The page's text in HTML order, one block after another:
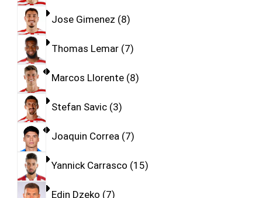
Jose Gimenez 8
Thomas Lemar 7
Marcos Llorente 8
Stefan Savic 3
Joaquin Correa 7
Yannick Carrasco 15
Edin Dzeko 7